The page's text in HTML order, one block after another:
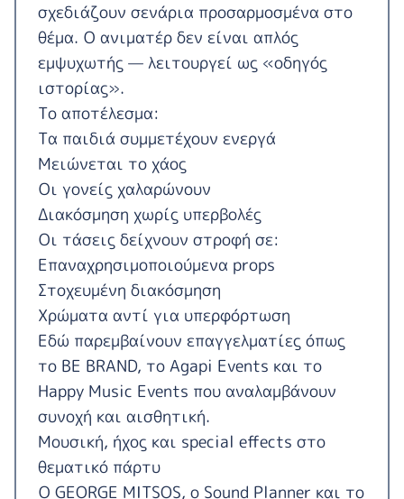
σχεδιάζουν σενάρια προσαρμοσμένα στο
θέμα. Ο ανιματέρ δεν είναι απλός
εμψυχωτής — λειτουργεί ως «οδηγός
ιστορίας».
Το αποτέλεσμα:
Τα παιδιά συμμετέχουν ενεργά
Μειώνεται το χάος
Οι γονείς χαλαρώνουν
Διακόσμηση χωρίς υπερβολές
Οι τάσεις δείχνουν στροφή σε:
Επαναχρησιμοποιούμενα props
Στοχευμένη διακόσμηση
Χρώματα αντί για υπερφόρτωση
Εδώ παρεμβαίνουν επαγγελματίες όπως
το BE BRAND, το Agapi Events και το
Happy Music Events που αναλαμβάνουν
συνοχή και αισθητική.
Μουσική, ήχος και special effects στο
θεματικό πάρτυ
Ο GEORGE MITSOS, ο Sound Planner και το